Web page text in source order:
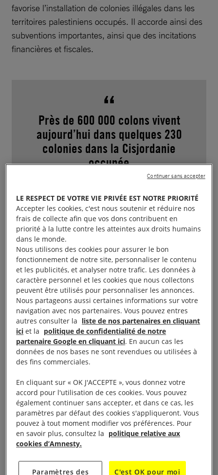
favorise l’installation de colonies illégales dans les
territoires palestiniens occupés. Il accorde ainsi des
subventions importantes, ainsi que des incitations
financières et fiscales.
Près de 600 000 colons vivent
aujourd’hui dans quelques 230
colonies dans la Cisjordanie
occupée
Les autorités fournissent aussi des services publics
et des ressources à bas coût pour encourager des
Juifs israéliens à s’installer dans les colonies et à
renforcer leur économie.
Des entreprises israéliennes et internationales
participent également à la construction des colonies
israéliennes illégales et facilitent leur expansion :
près de 600 000 colons vivent aujourd’hui dans
quelques 230 colonies dans la Cisjordanie occupée
parIsraël, y compris Jérusalem-Est. Des biens
d’une valeur de plusieurs centaines de millions de
dollars, produits entièrement ou en partie dans ces
colonies, sont exportés chaque année vers des pays
tiers, et notamment vers l’Union européenne.
Le lien entre les activités économiques des colonies,
les exportations et le maintien des colonies a été
dénoncé dans un rapport de 2013 d’une mission du
Conseil des droits de l’homme des Nations unies.
LE RESPECT DE VOTRE VIE PRIVÉE EST NOTRE PRIORITÉ
Accepter les cookies, c'est nous soutenir et réduire nos
frais de collecte afin que vos dons contribuent en
priorité à la lutte contre les atteintes aux droits humains
dans le monde.
Nous utilisons des cookies pour assurer le bon
fonctionnement de notre site, personnaliser le contenu
et les publicités, et analyser notre trafic. Les données à
caractère personnel et les cookies que nous collectons
peuvent être utilisés pour personnaliser les annonces.
Nous partageons aussi certaines informations sur votre
navigation avec nos partenaires. Vous pouvez entres
autres consulter la liste de nos partenaires en cliquant
ici et la politique de confidentialité de notre
partenaire Google en cliquant ici. En aucun cas les
données de nos bases ne sont revendues ou utilisées à
des fins commerciales.
En cliquant sur « OK J'ACCEPTE », vous donnez votre
accord pour l'utilisation de ces cookies. Vous pouvez
également continuer sans accepter, et dans ce cas, les
paramètres par défaut des cookies s'appliqueront. Vous
pouvez à tout moment modifier vos préférences. Pour
en savoir plus, consultez la politique relative aux
cookies d’Amnesty.
Paramètres des
C'est OK pour moi
Continuer sans accepter